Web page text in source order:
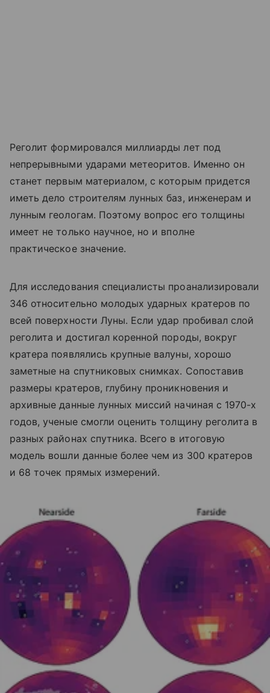
Реголит формировался миллиарды лет под
непрерывными ударами метеоритов. Именно он
станет первым материалом, с которым придется
иметь дело строителям лунных баз, инженерам и
лунным геологам. Поэтому вопрос его толщины
имеет не только научное, но и вполне
практическое значение.
Для исследования специалисты проанализировали
346 относительно молодых ударных кратеров по
всей поверхности Луны. Если удар пробивал слой
реголита и достигал коренной породы, вокруг
кратера появлялись крупные валуны, хорошо
заметные на спутниковых снимках. Сопоставив
размеры кратеров, глубину проникновения и
архивные данные лунных миссий начиная с 1970-х
годов, ученые смогли оценить толщину реголита в
разных районах спутника. Всего в итоговую
модель вошли данные более чем из 300 кратеров
и 68 точек прямых измерений.